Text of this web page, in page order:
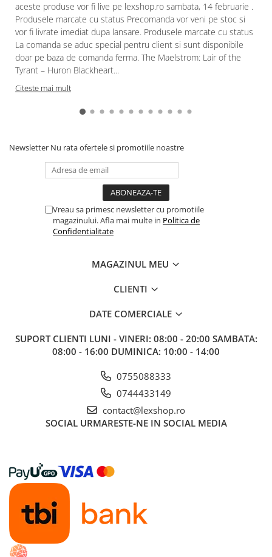
Age of Sigmar
Paints & Tools
Starter Sets
Books and Codex
Accesorii
Figurine diverse
FUNKO POP!
D&D si Alte RPG
Board games
Harti
Teren
Alte RPG
LEGO
aceste produse vor fi live pe lexshop.ro sambata, 14 februarie .
Produsele marcate cu status Precomanda vor veni pe stoc si
vor fi livrate imediat dupa lansare. Produsele marcate cu status
La comanda se aduc special pentru client si sunt disponibile
doar pe baza de comanda ferma. The Maelstrom: Lair of the
Tyrant – Huron Blackheart...
Citeste mai mult
Newsletter Nu rata ofertele si promotiile noastre
Vreau sa primesc newsletter cu promotiile
magazinului. Afla mai multe in Politica de
Confidentialitate
MAGAZINUL MEU
CLIENTI
DATE COMERCIALE
SUPORT CLIENTI LUNI - VINERI: 08:00 - 20:00 SAMBATA:
08:00 - 16:00 DUMINICA: 10:00 - 14:00
0755088333
0744433149
contact@lexshop.ro
SOCIAL URMARESTE-NE IN SOCIAL MEDIA